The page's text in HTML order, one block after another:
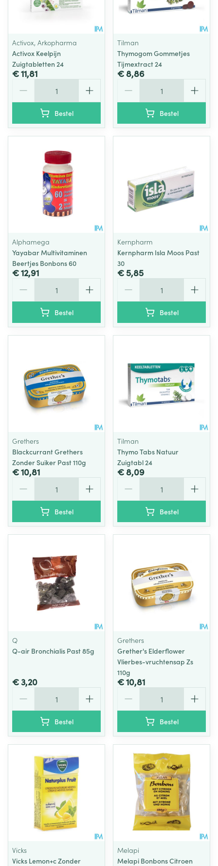
Activox, Arkopharma
Activox Keelpijn
Zuigtabletten 24
€ 11,81
Bestel
Tilman
Thymogom Gommetjes
Tijmextract 24
€ 8,86
Bestel
Alphamega
Yayabar Multivitaminen
Beertjes Bonbons 60
€ 12,91
Bestel
Kernpharm
Kernpharm Isla Moos Past
30
€ 5,85
Bestel
Grethers
Blackcurrant Grethers
Zonder Suiker Past 110g
€ 10,81
Bestel
Tilman
Thymo Tabs Natuur
Zuigtabl 24
€ 8,09
Bestel
Q
Q-air Bronchialis Past 85g
€ 3,20
Bestel
Grethers
Grether's Elderflower
Vlierbes-vruchtensap Zs
110g
€ 10,81
Bestel
Vicks
Vicks Lemon+c Zonder
Melapi
Melapi Bonbons Citroen